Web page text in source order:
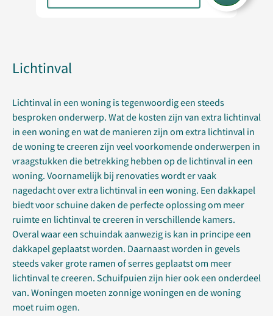
Lichtinval
Lichtinval in een woning is tegenwoordig een steeds
besproken onderwerp. Wat de kosten zijn van extra lichtinval
in een woning en wat de manieren zijn om extra lichtinval in
de woning te creeren zijn veel voorkomende onderwerpen in
vraagstukken die betrekking hebben op de lichtinval in een
woning. Voornamelijk bij renovaties wordt er vaak
nagedacht over extra lichtinval in een woning. Een dakkapel
biedt voor schuine daken de perfecte oplossing om meer
ruimte en lichtinval te creeren in verschillende kamers.
Overal waar een schuindak aanwezig is kan in principe een
dakkapel geplaatst worden. Daarnaast worden in gevels
steeds vaker grote ramen of serres geplaatst om meer
lichtinval te creeren. Schuifpuien zijn hier ook een onderdeel
van. Woningen moeten zonnige woningen en de woning
moet ruim ogen.